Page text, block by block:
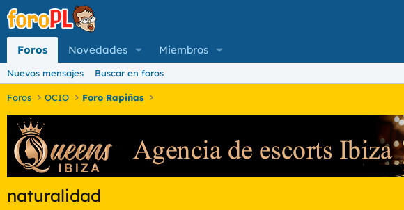
Foros Novedades Miembros
Nuevos mensajes Buscar en foros
Foros OCIO Foro Rapiñas
naturalidad